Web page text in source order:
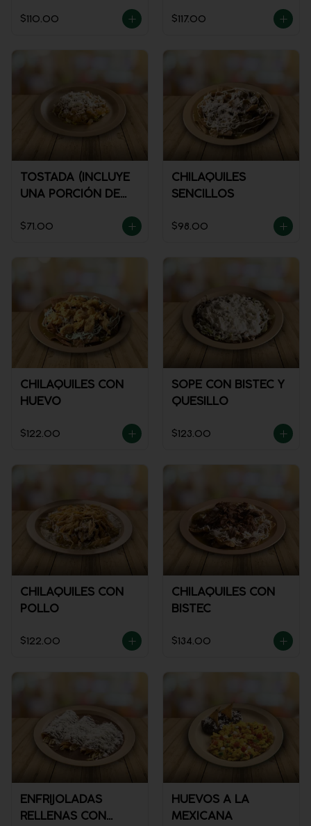
$110.00 $117.00
TOSTADA (INCLUYE
UNA PORCIÓN DE
$71.00
CHILAQUILES
SENCILLOS
$98.00
CHILAQUILES CON
HUEVO
$122.00
SOPE CON BISTEC Y
QUESILLO
$123.00
CHILAQUILES CON
POLLO
$122.00
CHILAQUILES CON
BISTEC
$134.00
ENFRIJOLADAS
RELLENAS CON
HUEVOS A LA
MEXICANA